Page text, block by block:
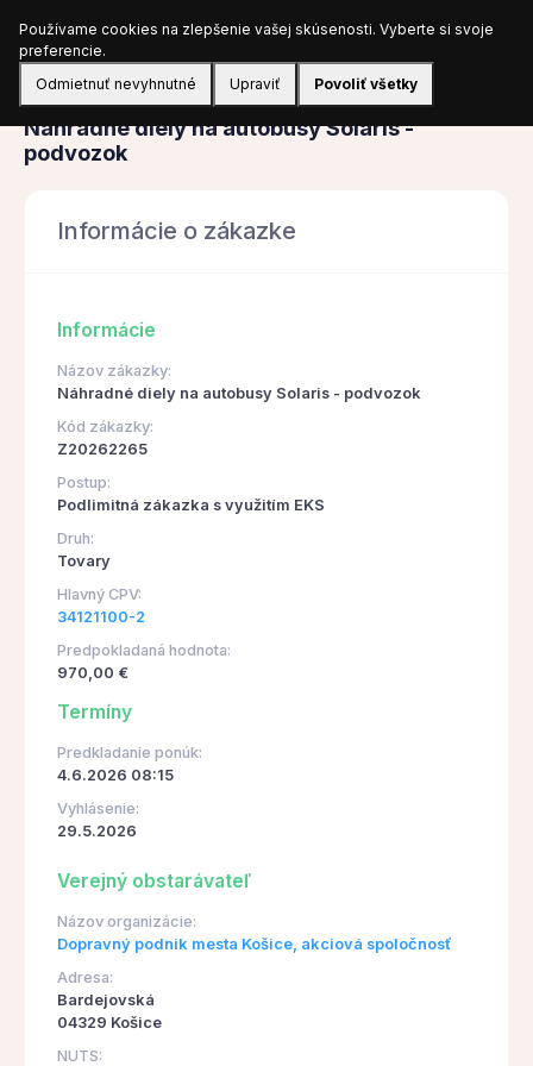
Prihlásiť sa
Obstarávanie
Náhradné diely na autobusy Solaris -
podvozok
Informácie o zákazke
Informácie
Názov zákazky:
Náhradné diely na autobusy Solaris - podvozok
Kód zákazky:
Z20262265
Postup:
Podlimitná zákazka s využitím EKS
Druh:
Tovary
Hlavný CPV:
34121100-2
Predpokladaná hodnota:
970,00 €
Termíny
Predkladanie ponúk:
4.6.2026 08:15
Vyhlásenie:
29.5.2026
Verejný obstarávateľ
Názov organizácie:
Dopravný podnik mesta Košice, akciová spoločnosť
Adresa:
Bardejovská
04329 Košice
NUTS:
Používame cookies na zlepšenie vašej skúsenosti. Vyberte si svoje
preferencie.
Odmietnuť nevyhnutné
Upraviť Povoliť všetky